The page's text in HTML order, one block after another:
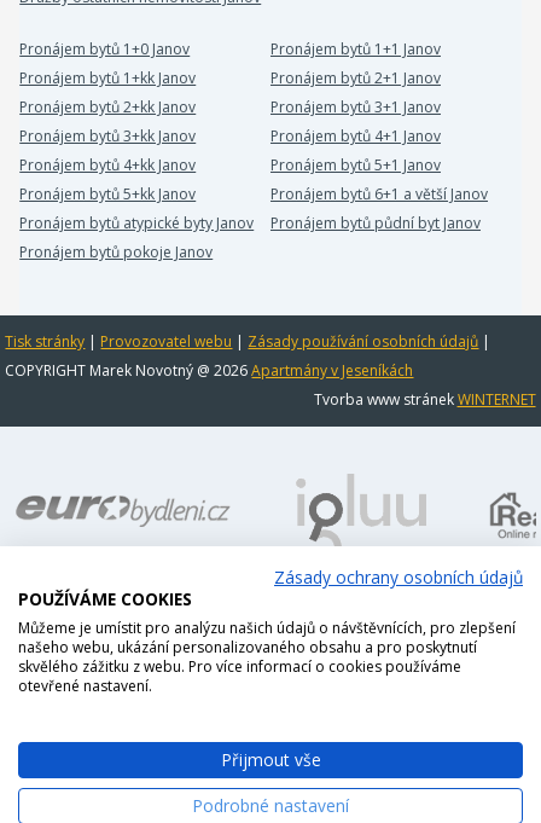
Pronájem bytů 1+0 Janov
Pronájem bytů 1+1 Janov
Pronájem bytů 1+kk Janov
Pronájem bytů 2+1 Janov
Pronájem bytů 2+kk Janov
Pronájem bytů 3+1 Janov
Pronájem bytů 3+kk Janov
Pronájem bytů 4+1 Janov
Pronájem bytů 4+kk Janov
Pronájem bytů 5+1 Janov
Pronájem bytů 5+kk Janov
Pronájem bytů 6+1 a větší Janov
Pronájem bytů atypické byty Janov
Pronájem bytů půdní byt Janov
Pronájem bytů pokoje Janov
Tisk stránky | Provozovatel webu | Zásady používání osobních údajů |
COPYRIGHT Marek Novotný @ 2026Apartmány v Jeseníkách
Tvorba www stránekWINTERNET
Zásady ochrany osobních údajů
POUŽÍVÁME COOKIES
Můžeme je umístit pro analýzu našich údajů o návštěvnících, pro zlepšení
našeho webu, ukázání personalizovaného obsahu a pro poskytnutí
skvělého zážitku z webu. Pro více informací o cookies používáme
otevřené nastavení.
Přijmout vše
Podrobné nastavení